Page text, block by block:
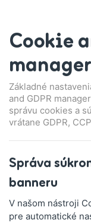
Cookie
manager
Základné
and GDPR
správu cookies a
vrátane GDPR,
Správa
banneru
V našom nástroji
pre automatické